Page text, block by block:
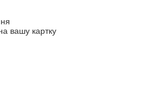
вашу картку